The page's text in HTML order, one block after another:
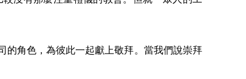
的角色，為彼此一起獻上敬拜。當我們說崇拜